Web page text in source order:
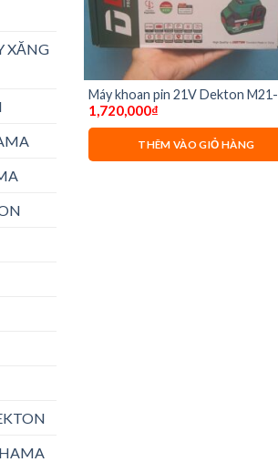
XĂNG
Máy khoan pin 21V Dekton M21-
ID13120Plus ( chưa pin và sạc)
1,720,000₫
THÊM VÀO GIỎ HÀNG